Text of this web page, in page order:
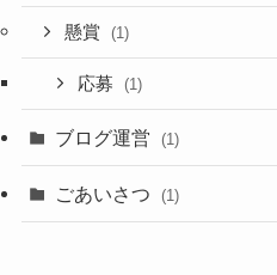
懸賞 (1)
応募 (1)
ブログ運営 (1)
ごあいさつ (1)